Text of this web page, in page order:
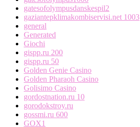
gatesofolympusdanskespil2
gaziantepklimakombiservisi.net 1003
general
Generated
Giochi
gispp.ru 200
gispp.ru 50
Golden Genie Casino
Golden Pharaoh Casino
Golisimo Casino
gordostnation.ru 10
gorodokstroy.ru
gossmi.ru 600
GOX1